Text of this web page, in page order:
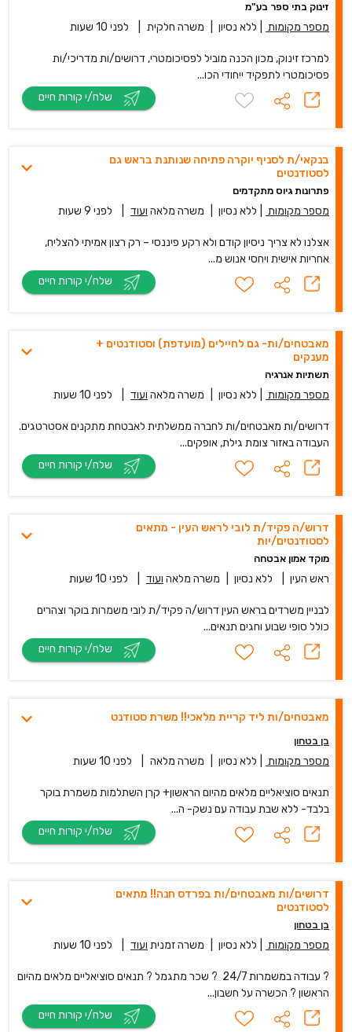
זינוק בתי ספר בע"מ
מספר מקומות ללא נסיון משרה חלקית לפני 10 שעות
למרכז זינוק, מכון הכנה מוביל לפסיכומטרי, דרושים/ות מדריכי/ות
פסיכומטרי לתפקיד ייחודי הכו...
בנקאי/ת לסניף יוקרה פתיחה שנותנת בראש גם
לסטודנטים
פתרונות גיוס מתקדמים
מספר מקומות ללא נסיון משרה מלאה ועוד לפני 9 שעות
אצלנו לא צריך ניסיון קודם ולא רקע פיננסי – רק רצון אמיתי להצליח,
אחריות אישית ויחסי אנוש מ...
מאבטחים/ות- גם לחיילים (מועדפת) וסטודנטים +
מענקים
תשתיות אנרגיה
מספר מקומות ללא נסיון משרה מלאה ועוד לפני 10 שעות
דרושים/ות מאבטחים/ות לחברה ממשלתית לאבטחת מתקנים אסטרטגים.
העבודה באזור צומת גילת, אופקים...
דרוש/ה פקיד/ת לובי לראש העין - מתאים
לסטודנטים/יות
מוקד אמון אבטחה
ראש העין ללא נסיון משרה מלאה ועוד לפני 10 שעות
לבניין משרדים בראש העין דרוש/ה פקיד/ת לובי משמרות בוקר וצהרים
כולל סופי שבוע וחגים תנאים...
מאבטחים/ות ליד קריית מלאכי!! משרת סטודנט
בן בטחון
מספר מקומות ללא נסיון משרה מלאה לפני 10 שעות
תנאים סוציאליים מלאים מהיום הראשון+ קרן השתלמות משמרת בוקר
בלבד- ללא שבת עבודה עם נשק- ה...
דרושים/ות מאבטחים/ות בפרדס חנה!! מתאים
לסטודנטים
בן בטחון
מספר מקומות ללא נסיון משרה זמנית ועוד לפני 10 שעות
? עבודה במשמרות 24/7 ? שכר מתגמל ? תנאים סוציאליים מלאים מהיום
הראשון ? הכשרה על חשבון...